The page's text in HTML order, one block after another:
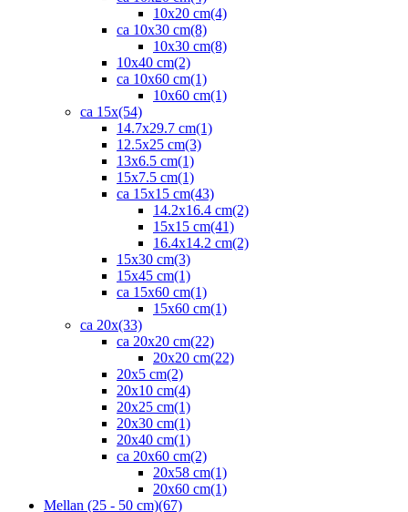
10x20 cm(4)
ca 10x30 cm(8)
10x30 cm(8)
10x40 cm(2)
ca 10x60 cm(1)
10x60 cm(1)
ca 15x(54)
14.7x29.7 cm(1)
12.5x25 cm(3)
13x6.5 cm(1)
15x7.5 cm(1)
ca 15x15 cm(43)
14.2x16.4 cm(2)
15x15 cm(41)
16.4x14.2 cm(2)
15x30 cm(3)
15x45 cm(1)
ca 15x60 cm(1)
15x60 cm(1)
ca 20x(33)
ca 20x20 cm(22)
20x20 cm(22)
20x5 cm(2)
20x10 cm(4)
20x25 cm(1)
20x30 cm(1)
20x40 cm(1)
ca 20x60 cm(2)
20x58 cm(1)
20x60 cm(1)
Mellan (25 - 50 cm)(67)